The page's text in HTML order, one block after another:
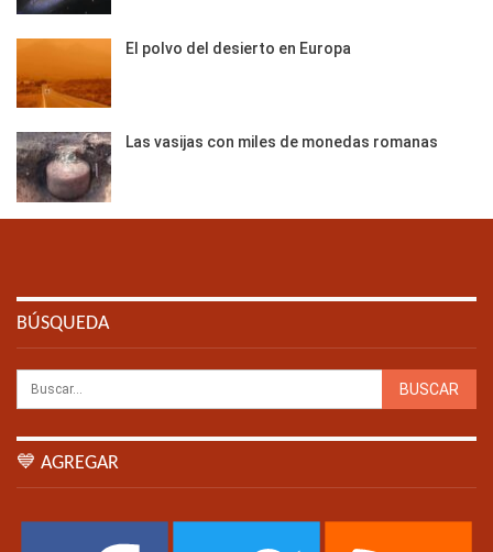
El polvo del desierto en Europa
Las vasijas con miles de monedas romanas
BÚSQUEDA
💙 AGREGAR